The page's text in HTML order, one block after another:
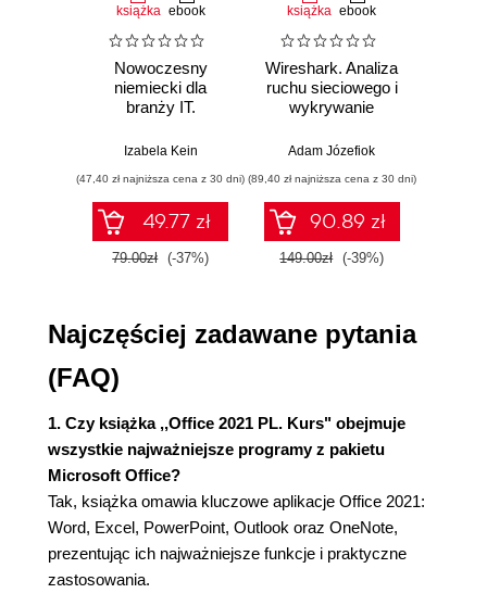
Ręczne zapisywanie dokumentu do pliku (26)
Pasek narzędzi Szybki dostęp (27)
Dostosowywanie wstążki (29)
Skróty klawiaturowe (30)
Przykłady (34)
Tworzenie nowego dokumentu (34)
Pomoc ortograficzna (39)
Autokorekta (43)
na hiperłącza (45)
Kopiowanie tekstu (48)
Przenoszenie tekstu z użyciem Schowka
(49)
Przenoszenie tekstu przez przeciąganie (50)
Formatowanie za pomocą stylów (51)
Formatowanie za pomocą atrybutów (55)
Wyrównywanie tekstu (57)
książka ebook
Nowoczesny
niemiecki dla
branży IT.
przykłady i
Izabela Kein
(47,40 zł najniższa cena z 30 dni)
49.77 zł
79.00zł (-37%)
książka ebook
Wireshark. Analiza
ruchu sieciowego i
wykrywanie
Adam Józefiok
(89,40 zł najniższa cena z 30 dni)
90.89 zł
149.00zł (-39%)
Najczęściej zadawane pytania
(FAQ)
1. Czy książka ,,Office 2021 PL. Kurs" obejmuje
wszystkie najważniejsze programy z pakietu
Microsoft Office?
Tak, książka omawia kluczowe aplikacje Office 2021:
Word, Excel, PowerPoint, Outlook oraz OneNote,
prezentując ich najważniejsze funkcje i praktyczne
zastosowania.